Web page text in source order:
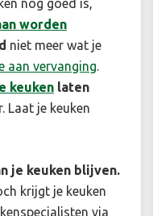
nog goed is,
worden
niet meer wat je
aan vervanging.
keuken laten
Laat je keuken
je keuken blijven.
krijgt je keuken
via